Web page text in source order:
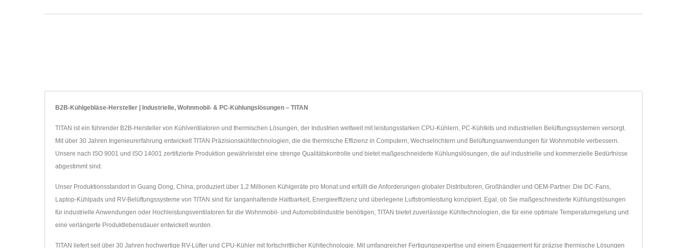
B2B-Kühlgebläse-Hersteller | Industrielle, Wohnmobil- & PC-Kühlungslösungen – TITAN
TITAN ist ein führender B2B-Hersteller von Kühlventilatoren und thermischen Lösungen, der Industrien weltweit mit leistungsstarken CPU-Kühlern, PC-Kühlkits und industriellen Belüftungssystemen versorgt.
Mit über 30 Jahren Ingenieurerfahrung entwickelt TITAN Präzisionskühltechnologien, die die thermische Effizienz in Computern, Wechselrichtern und Belüftungsanwendungen für Wohnmobile verbessern.
Unsere nach ISO 9001 und ISO 14001 zertifizierte Produktion gewährleistet eine strenge Qualitätskontrolle und bietet maßgeschneiderte Kühlungslösungen, die auf industrielle und kommerzielle Bedürfnisse
abgestimmt sind.
Unser Produktionsstandort in Guang Dong, China, produziert über 1,2 Millionen Kühlgeräte pro Monat und erfüllt die Anforderungen globaler Distributoren, Großhändler und OEM-Partner. Die DC-Fans,
Laptop-Kühlpads und RV-Belüftungssysteme von TITAN sind für langanhaltende Haltbarkeit, Energieeffizienz und überlegene Luftstromleistung konzipiert. Egal, ob Sie maßgeschneiderte Kühlungslösungen
für industrielle Anwendungen oder Hochleistungsventilatoren für die Wohnmobil- und Automobilindustrie benötigen, TITAN bietet zuverlässige Kühltechnologien, die für eine optimale Temperaturregelung und
eine verlängerte Produktlebensdauer entwickelt wurden.
TITAN liefert seit über 30 Jahren hochwertige RV-Lüfter und CPU-Kühler mit fortschrittlicher Kühltechnologie. Mit umfangreicher Fertigungsexpertise und einem Engagement für präzise thermische Lösungen